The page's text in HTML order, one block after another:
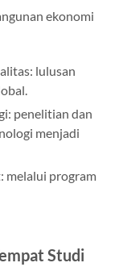
ekonomi
lulusan
penelitian dan
menjadi
melalui program
Studi